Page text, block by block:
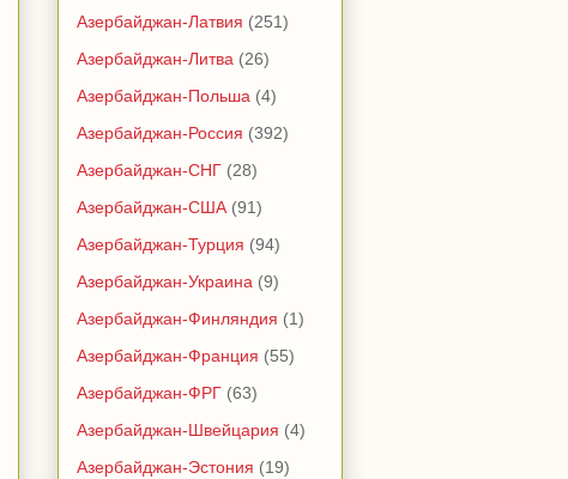
Азербайджан-Латвия (251)
Азербайджан-Литва (26)
Азербайджан-Польша (4)
Азербайджан-Россия (392)
Азербайджан-СНГ (28)
Азербайджан-США (91)
Азербайджан-Турция (94)
Азербайджан-Украина (9)
Азербайджан-Финляндия (1)
Азербайджан-Франция (55)
Азербайджан-ФРГ (63)
Азербайджан-Швейцария (4)
Азербайджан-Эстония (19)